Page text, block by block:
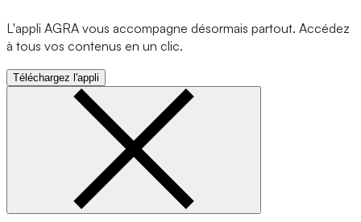
L'appli AGRA vous accompagne désormais partout. Accédez
à tous vos contenus en un clic.
Téléchargez l'appli